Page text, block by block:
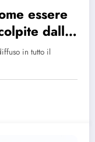
essere
dalla
in tutto il